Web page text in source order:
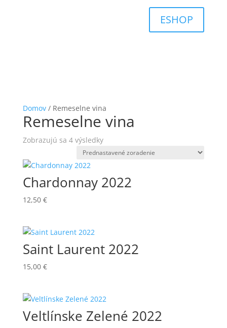
ESHOP
Domov/ Remeselne vina
Remeselne vina
Zobrazujú sa 4 výsledky
Chardonnay 2022
12,50 €
Saint Laurent 2022
15,00 €
Veltlínske Zelené 2022